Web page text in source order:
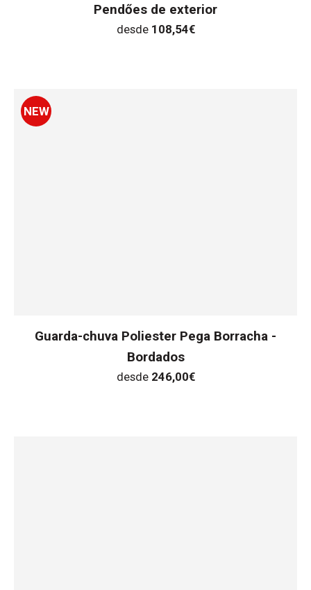
Pendőes de exterior
desde 108,54€
NEW
Guarda-chuva Poliester Pega Borracha -
Bordados
desde 246,00€